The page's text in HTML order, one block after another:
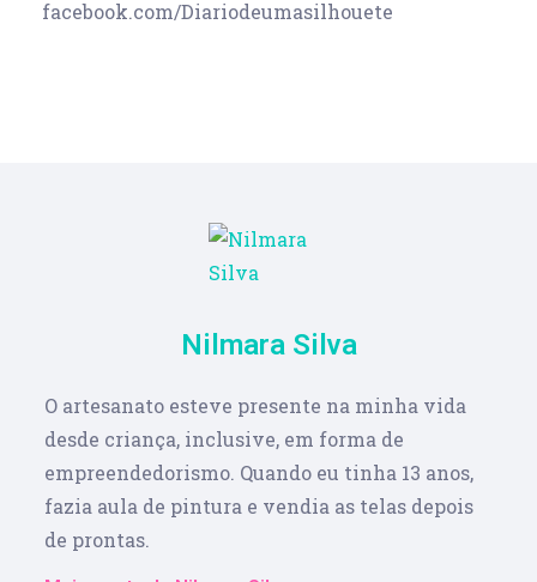
facebook.com/Diariodeumasilhouete
Nilmara Silva
O artesanato esteve presente na minha vida
desde criança, inclusive, em forma de
empreendedorismo. Quando eu tinha 13 anos,
fazia aula de pintura e vendia as telas depois
de prontas.